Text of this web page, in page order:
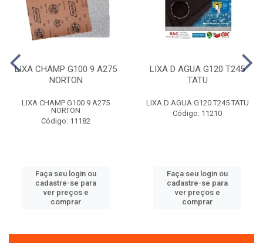
LIXA CHAMP G100 9 A275
NORTON
LIXA CHAMP G100 9 A275
NORTON
Código: 11182
Faça seu login ou
cadastre-se para
ver preços e
comprar
LIXA D AGUA G120 T245
TATU
LIXA D AGUA G120 T245 TATU
Código: 11210
Faça seu login ou
cadastre-se para
ver preços e
comprar